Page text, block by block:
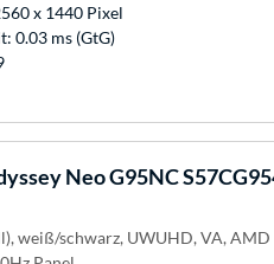
x 1440 Pixel
0.03 ms (GtG)
Neo G95NC
weiß/schwarz, UWUHD, VA, AMD